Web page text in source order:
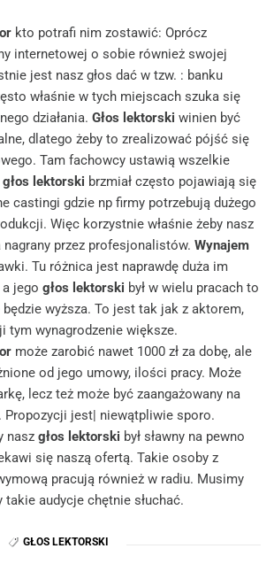
kto potrafi nim zostawić: Oprócz
internetowej o sobie również swojej
jest nasz głos dać w tzw. : banku
właśnie w tych miejscach szuka się
działania. Głos lektorski winien być
dlatego żeby to zrealizować pójść się
Tam fachowcy ustawią wszelkie
głos lektorski brzmiał często pojawiają się
castingi gdzie np firmy potrzebują dużego
Więc korzystnie właśnie żeby nasz
nagrany przez profesjonalistów. Wynajem
Tu różnica jest naprawdę duża im
jego głos lektorski był w wielu pracach to
wyższa. To jest tak jak z aktorem,
tym wynagrodzenie większe.
może zarobić nawet 1000 zł za dobę, ale
od jego umowy, ilości pracy. Może
lecz też może być zaangażowany na
jest| niewątpliwie sporo.
nasz głos lektorski był sławny na pewno
się naszą ofertą. Takie osoby z
pracują również w radiu. Musimy
takie audycje chętnie słuchać.
GŁOS LEKTORSKI